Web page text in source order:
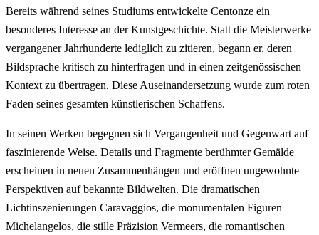
Bereits während seines Studiums entwickelte Centonze ein
besonderes Interesse an der Kunstgeschichte. Statt die Meisterwerke
vergangener Jahrhunderte lediglich zu zitieren, begann er, deren
Bildsprache kritisch zu hinterfragen und in einen zeitgenössischen
Kontext zu übertragen. Diese Auseinandersetzung wurde zum roten
Faden seines gesamten künstlerischen Schaffens.
In seinen Werken begegnen sich Vergangenheit und Gegenwart auf
faszinierende Weise. Details und Fragmente berühmter Gemälde
erscheinen in neuen Zusammenhängen und eröffnen ungewohnte
Perspektiven auf bekannte Bildwelten. Die dramatischen
Lichtinszenierungen Caravaggios, die monumentalen Figuren
Michelangelos, die stille Präzision Vermeers, die romantischen